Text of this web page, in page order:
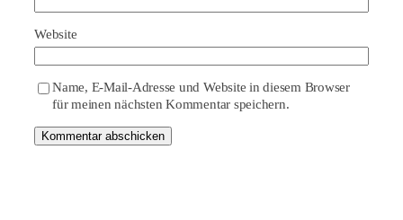
Website
Name, E-Mail-Adresse und Website in diesem Browser
für meinen nächsten Kommentar speichern.